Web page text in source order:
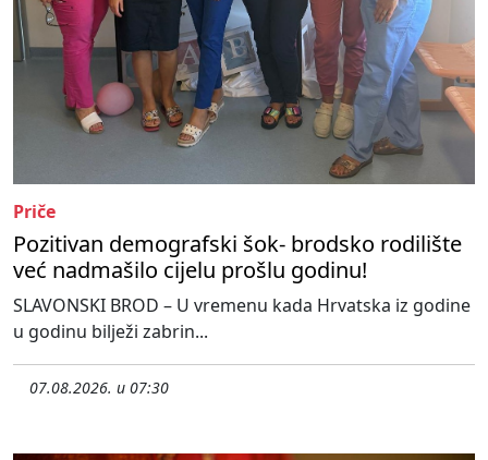
Priče
Pozitivan demografski šok- brodsko rodilište
već nadmašilo cijelu prošlu godinu!
SLAVONSKI BROD – U vremenu kada Hrvatska iz godine
u godinu bilježi zabrin...
07.08.2026. u 07:30